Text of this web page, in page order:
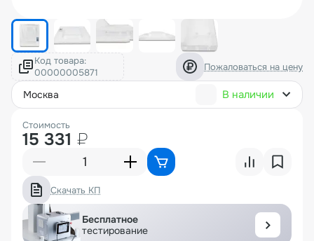
Код товара: Пожаловаться на цену
москва В наличии
Стоимость
15 331 ₽
Скачать КП
Бесплатное
тестирование